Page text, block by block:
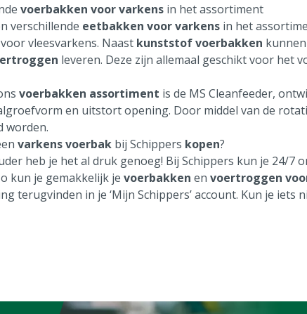
voerbakken voor varkens in het assortiment
verschillende eetbakken voor varkens in het
vleesvarkens. Naast kunststof voerbakken
leveren. Deze zijn allemaal geschikt voor het
voerbakken assortiment is de MS Cleanfeeder,
en uitstort opening. Door middel van de
worden.
varkens voerbak bij Schippers kopen?
heb je het al druk genoeg! Bij Schippers kun je 24/7
kun je gemakkelijk je voerbakken en voertroggen
terugvinden in je ‘Mijn Schippers’ account. Kun je iets